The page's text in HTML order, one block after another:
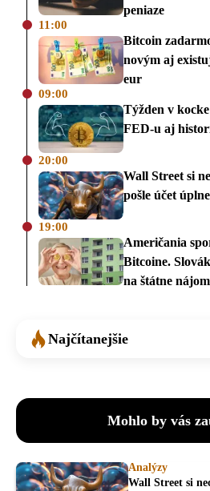
peniaze
11:00
Bitcoin
novým aj
eur
09:00
Týžden v
FED-u aj
20:00
Wall Street si
pošle účet
19:00
Američania
Bitcoine.
na štátne
Najčítanejšie
Mohlo by vás
Analýzy
Wall Street si